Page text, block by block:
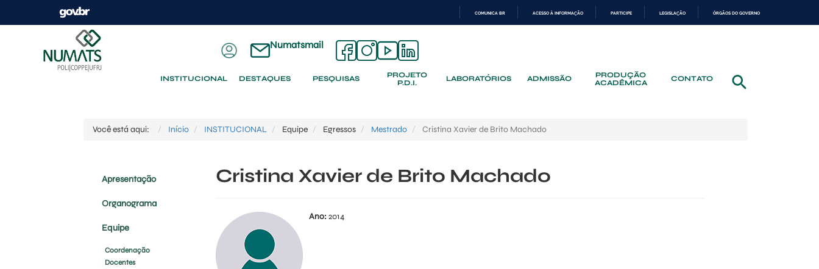
CONTEÚDO
COMUNICA BR ACESSO À INFORMAÇÃO PARTICIPE LEGISLAÇÃO ÓRGÃOS DO GOVERNO
Numatsmail
INSTITUCIONAL DESTAQUES PESQUISAS
PROJETO
P.D.I.
LABORATÓRIOS ADMISSÃO
PRODUÇÃO
ACADÊMICA
CONTATO
Você está aqui: Início INSTITUCIONAL Equipe Egressos Mestrado Cristina Xavier de Brito Machado
Apresentação
Organograma
Equipe
Coordenação
Docentes
Cristina Xavier de Brito Machado
Ano: 2014